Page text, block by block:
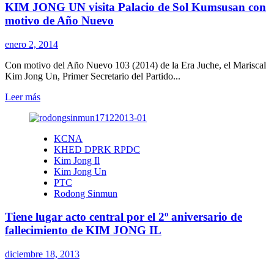
KIM JONG UN visita Palacio de Sol Kumsusan con
motivo de Año Nuevo
enero 2, 2014
Con motivo del Año Nuevo 103 (2014) de la Era Juche, el Mariscal
Kim Jong Un, Primer Secretario del Partido...
Leer másLeer
sobre
JONG
UN
visita
Palacio
de
Sol
con
motivo
Año
Nuevo
KCNA
KHED DPRK RPDC
Kim Jong Il
Kim Jong Un
PTC
Rodong Sinmun
Tiene lugar acto central por el 2º aniversario de
fallecimiento de KIM JONG IL
diciembre 18, 2013